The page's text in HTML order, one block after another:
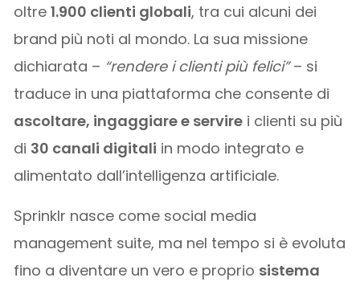
oltre1.900 clienti globali, tra cui alcuni dei
brand più noti al mondo. La sua missione
dichiarata – “rendere i clienti più felici”– si
traduce in una piattaforma che consente di
ascoltare, ingaggiare e servire i clienti su più
di 30 canali digitali in modo integrato e
alimentato dall’intelligenza artificiale.
Sprinklr nasce come social media
management suite, ma nel tempo si è evoluta
fino a diventare un vero e proprio sistema